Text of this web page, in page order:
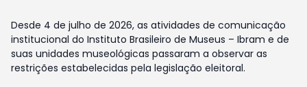
Desde 4 de julho de 2026, as atividades de comunicação
institucional do Instituto Brasileiro de Museus – Ibram e de
suas unidades museológicas passaram a observar as
restrições estabelecidas pela legislação eleitoral.